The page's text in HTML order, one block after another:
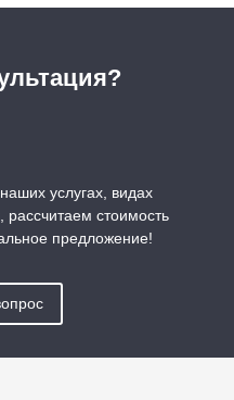
услугах, видах
рассчитаем стоимость
предложение!